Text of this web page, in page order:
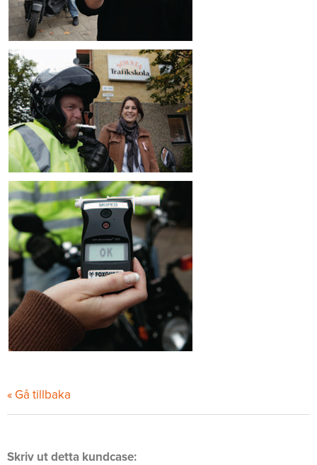
« Gå tillbaka
Skriv ut detta kundcase: